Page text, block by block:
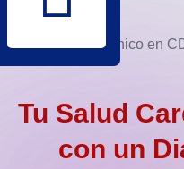
Tu Salud
con un